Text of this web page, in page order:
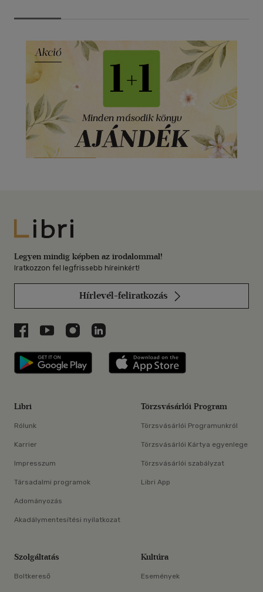
Libri
Legyen mindig képben az irodalommal!
Iratkozzon fel legfrissebb híreinkért!
Hírlevél-feliratkozás
Libri a Facebookon
Libri a Youtube-on
Libri az Instagramon
Libri a LinkedInen
Libri applikáció Szerezd meg: Google
Libri
Rólunk
Karrier
Impresszum
Társadalmi programok
Adományozás
Akadálymentesítési nyilatkozat
Törzsvásárlói Program
Törzsvásárlói Programunkról
Törzsvásárlói Kártya egyenlege
Törzsvásárlói szabályzat
Libri App
Szolgáltatás
Boltkereső
Kultúra
Események